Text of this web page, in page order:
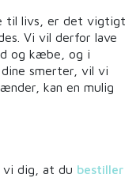
til livs, er det vigtigt
Vi vil derfor lave
og kæbe, og i
dine smerter, vil vi
kan en mulig
vi dig, at du bestiller